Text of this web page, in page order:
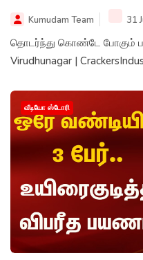
Kumudam Team 31
தொடர்ந்து கொண்டே போகும்
Virudhunagar |
வீடியோ ஸ்டோரி